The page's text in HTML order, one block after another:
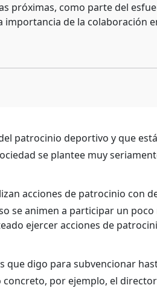
próximas, como parte del
de la colaboración
patrocinio deportivo y que
se plantee muy
acciones de patrocinio con
se animen a participar un poco
ejercer acciones de
digo para subvencionar
por ejemplo, el